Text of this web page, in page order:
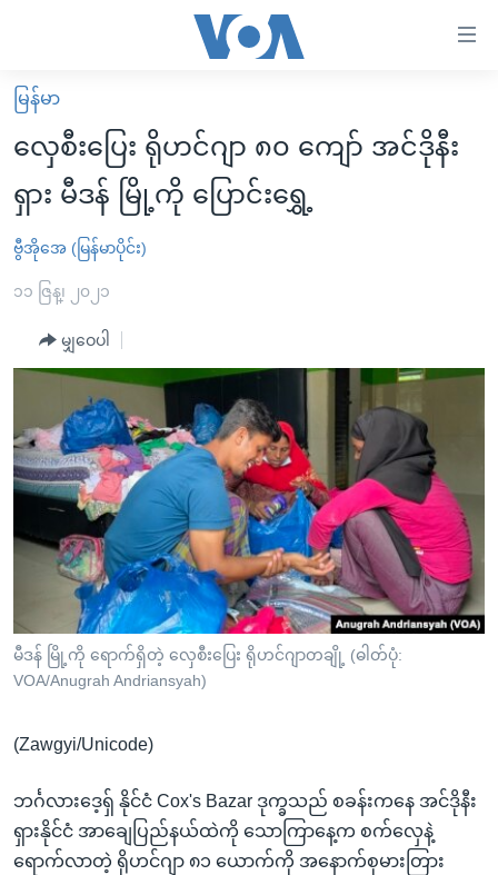
လွယ်ကူ
စေ
Link
များ
ပင်မ
ရန်
ပင်မ
ညွန်း
စာမျက်နှာ
ကြည့်
ရန်
ရန်
သို့
ကျော်
ရန်
မူလစာမျက်နှာ
မြန်မာ
ကမ္ဘာ့သတင်းများ
နိုင်ငံတကာ
အမေရိကန်
အစ္စရေး-ပါလက်စတိုင်း
ဗွီဒီယို
သတင်းလွတ်လပ်ခွင့်
အင်္ဂလိပ်စာလေ့လာမယ်
အမေရိကန်သုံးအီဒီယံ
မကြေးမုံရဲ့ အင်္ဂလိပ်စာ
ရုပ်ရှင်ထဲက အင်္ဂလိပ်စာ
သုတပဒေသာ အင်္ဂလိပ်စာ
အပတ်စဉ်ကဏ္ဍများ
ရေဒီယို
တီဗွီ
ရေဒီယိုနှင့်ရုပ်သံ အချက်အလက်များ
ရေဒီယို/တီဗွီအစီအစဉ်
Learning English
ဗွီအိုအေ လူမှုကွန်ယက်များ
မြန်မာ
လှေစီးပြေး ရိုဟင်ဂျာ ၈၀ ကျော် အင်ဒိုနီး
ရှား မီဒန် မြို့ကို ပြောင်းရွှေ့
ဗွီအိုအေ (မြန်မာပိုင်း)
၁၁ ဇြန္၊ ၂၀၂၁
မျှဝေပါ
မီဒန် မြို့ကို ရောက်ရှိတဲ့ လှေစီးပြေး ရိုဟင်ဂျာတချို့ (ဓါတ်ပုံ:
VOA/Anugrah Andriansyah)
(Zawgyi/Unicode)
ဘင်္ဂလားဒေ့ရှ် နိုင်ငံ Cox's Bazar ဒုက္ခသည် စခန်းကနေ အင်ဒိုနီး
ရှားနိုင်ငံ အာချေပြည်နယ်ထဲကို သောကြာနေ့က စက်လှေနဲ့
ရောက်လာတဲ့ ရိုဟင်ဂျာ ၈၁ ယောက်ကို အနောက်စုမားတြား